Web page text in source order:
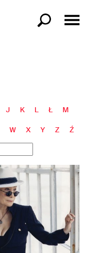
J K L Ł M
W X Y Z Ź